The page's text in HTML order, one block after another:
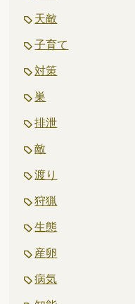
天敵
子育て
対策
巣
排泄
敵
渡り
狩猟
生態
産卵
病気